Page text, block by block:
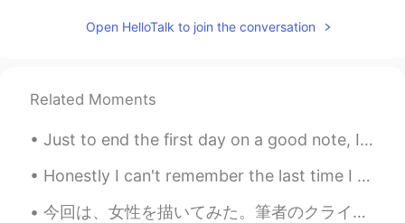
Open HelloTalk to join the conversation
Related Moments
Just to end the first day on a good note, I made beef wellington for the first time in 3 years. ...
Honestly I can't remember the last time I was ever this social. I'm having fun meeting everyone t...
今回は、女性を描いてみた。筆者のクライアントによると、陸上競技部の部員で背が高いから、よくいじめられてるキャラクター。前に描いたメガネの少年のことが好きだけど、気持ちを伝えるのを怖がっている。大...